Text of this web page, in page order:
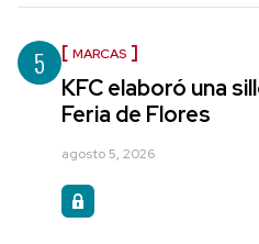
5 MARCAS
KFC elaboró una
Feria de Flores
agosto 5, 2026